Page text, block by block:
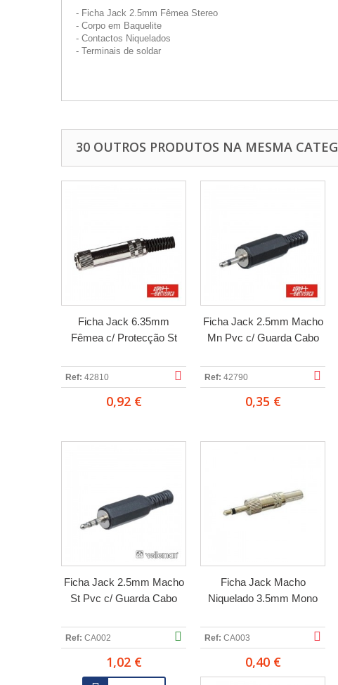
- Ficha Jack 2.5mm Fêmea Stereo
- Corpo em Baquelite
- Contactos Niquelados
- Terminais de soldar
30 OUTROS PRODUTOS NA MESMA
Ficha Jack 6.35mm
Fêmea c/ Protecção St
Ref: 42810
0,92 €
Ficha Jack 2.5mm Macho
Mn Pvc c/ Guarda Cabo
Ref: 42790
0,35 €
Ficha Jack 2.5mm Macho
St Pvc c/ Guarda Cabo
Ref: CA002
1,02 €
Ficha Jack Macho
Niquelado 3.5mm Mono
Ref: CA003
0,40 €